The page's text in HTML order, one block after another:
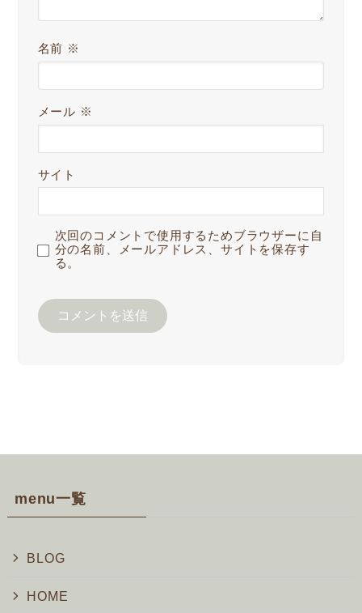
名前 ※
メール ※
サイト
次回のコメントで使用するためブラウザーに自
分の名前、メールアドレス、サイトを保存す
る。
menu一覧
BLOG
HOME